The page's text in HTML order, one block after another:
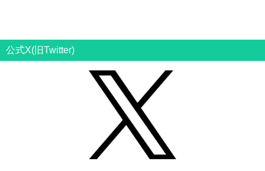
公式X(旧Twitter)